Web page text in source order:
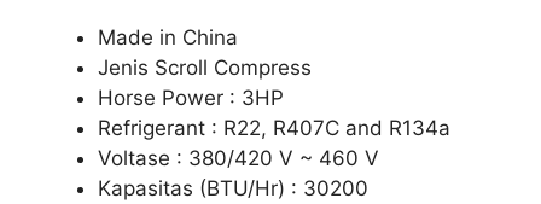
Made in China
Jenis Scroll Compress
Horse Power : 3HP
Refrigerant : R22, R407C and R134a
Voltase : 380/420 V ~ 460 V
Kapasitas (BTU/Hr) : 30200